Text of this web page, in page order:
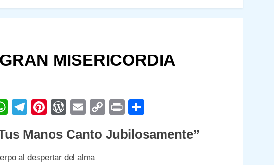
MISERICORDIA
WhatsApp
Telegram
Pinterest
WordPress
EmailCopyPrint
Manos Canto Jubilosamente”
al despertar del alma